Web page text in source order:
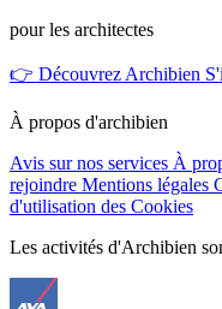
pour les architectes
👉 Découvrez Archibien
À propos d'archibien
Avis sur nos services À
rejoindre Mentions légales
d'utilisation des Cookies
Les activités d'Archibien